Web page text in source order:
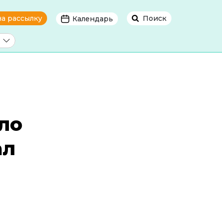
рассылку Календарь Поиск